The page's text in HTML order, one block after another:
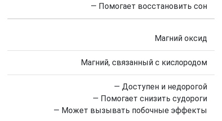
— Помогает восстановить сон
Магний оксид
Магний, связанный с кислородом
— Доступен и недорогой
— Помогает снизить судороги
— Может вызывать побочные эффекты